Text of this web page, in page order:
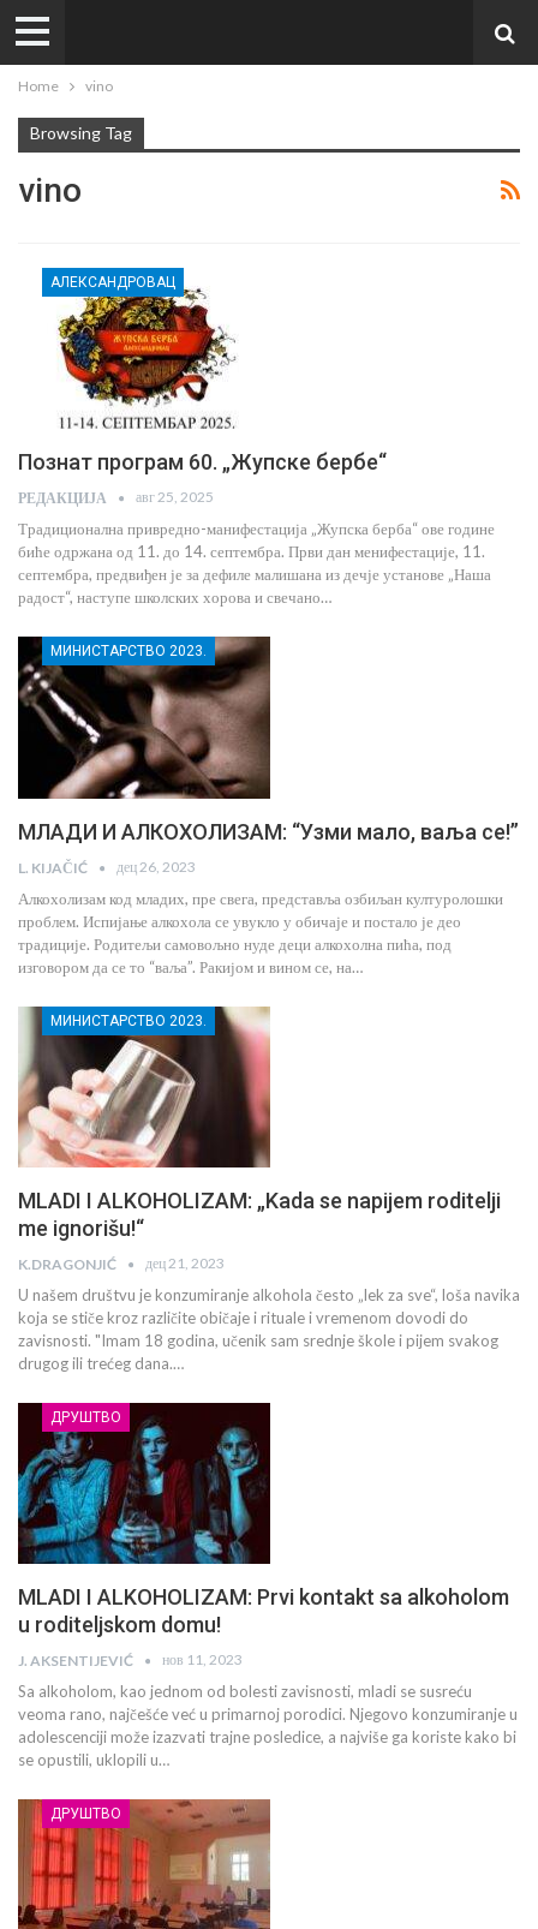
Home vino
Browsing Tag
vino
АЛЕКСАНДРОВАЦ
Познат програм 60. „Жупске бербе“
РЕДАКЦИЈА авг 25, 2025
Традиционална привредно-манифестација „Жупска берба“ ове године
биће одржана од 11. до 14. септембра. Први дан менифестације, 11.
септембра, предвиђен је за дефиле малишана из дечје установе „Наша
радост“, наступе школских хорова и свечано…
МИНИСТАРСТВО 2023.
МЛАДИ И АЛКОХОЛИЗАМ: “Узми мало, ваља се!”
L. KIJAČIĆ дец 26, 2023
Алкохолизам код младих, пре свега, представља озбиљан културолошки
проблем. Испијање алкохола се увукло у обичаје и постало је део
традиције. Родитељи самовољно нуде деци алкохолна пића, под
изговором да се то “ваља”. Ракијом и вином се, на…
МИНИСТАРСТВО 2023.
MLADI I ALKOHOLIZAM: „Kada se napijem roditelji
me ignorišu!“
K.DRAGONJIĆ дец 21, 2023
U našem društvu je konzumiranje alkohola često „lek za sve“, loša navika
koja se stiče kroz različite običaje i rituale i vremenom dovodi do
zavisnosti. "Imam 18 godina, učenik sam srednje škole i pijem svakog
drugog ili trećeg dana.…
ДРУШТВО
MLADI I ALKOHOLIZAM: Prvi kontakt sa alkoholom
u roditeljskom domu!
J. AKSENTIJEVIĆ нов 11, 2023
Sa alkoholom, kao jednom od bolesti zavisnosti, mladi se susreću
veoma rano, najčešće već u primarnoj porodici. Njegovo konzumiranje u
adolescenciji može izazvati trajne posledice, a najviše ga koriste kako bi
se opustili, uklopili u…
ДРУШТВО